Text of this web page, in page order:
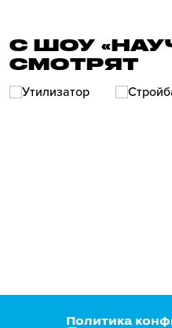
С ШОУ
СМОТРЯТ
Политика